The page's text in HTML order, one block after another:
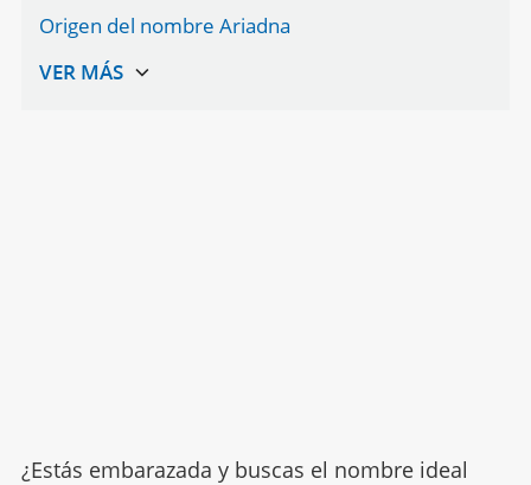
Origen del nombre Ariadna
¿Estás embarazada y buscas el nombre ideal